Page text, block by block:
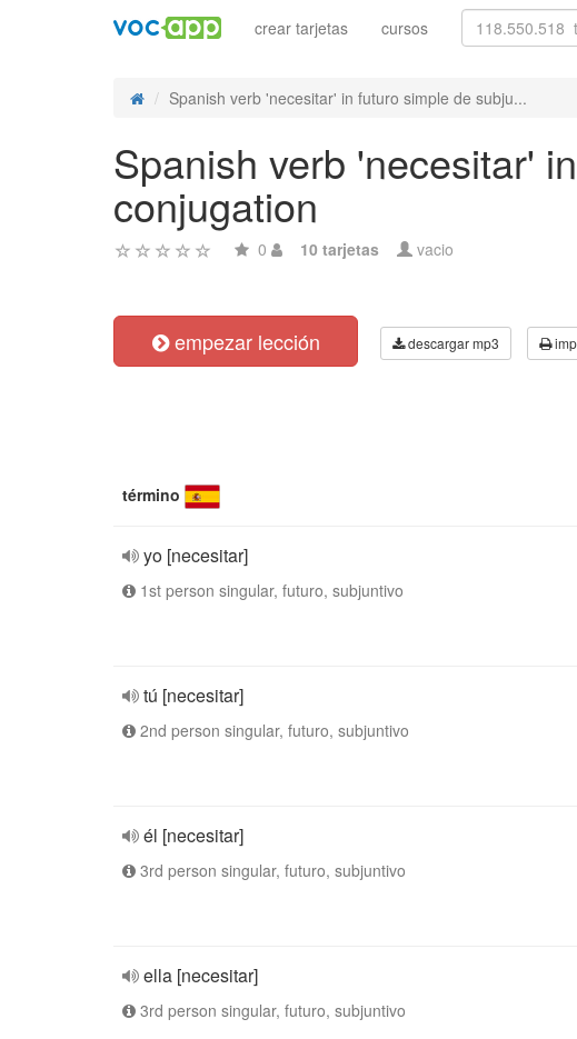
crear tarjetas cursos
Spanish verb 'necesitar' in futuro simple de subju...
Spanish verb 'necesitar'
conjugation
0 10 tarjetas vacio
empezar lección descargar mp3
término
yo [necesitar]
1st person singular, futuro, subjuntivo
tú [necesitar]
2nd person singular, futuro, subjuntivo
él [necesitar]
3rd person singular, futuro, subjuntivo
ella [necesitar]
3rd person singular, futuro, subjuntivo